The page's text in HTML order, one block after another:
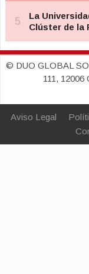
© DUO GLOBAL
111,
Aviso Legal